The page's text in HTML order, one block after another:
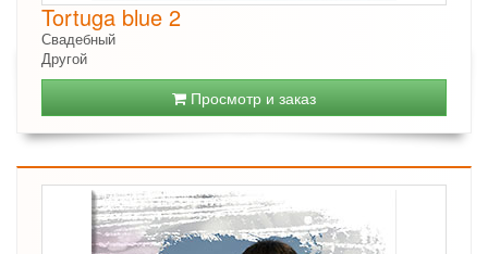
Tortuga blue 2
Свадебный
Другой
Просмотр и заказ